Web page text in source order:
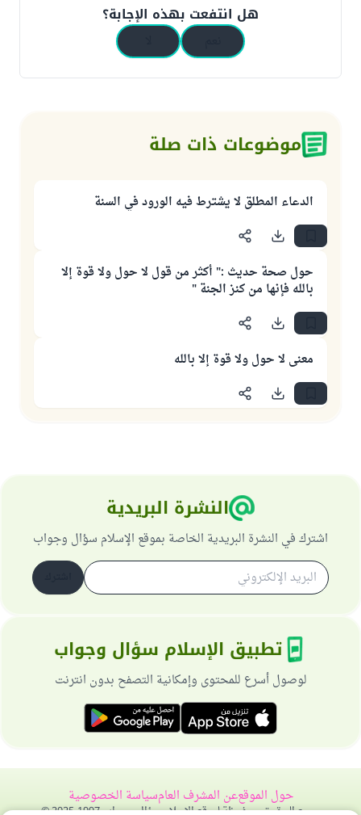
هل انتفعت بهذه الإجابة؟
موضوعات ذات صلة
الدعاء المطلق لا يشترط فيه الورود في السنة
حول صحة حديث :" أكثر من قول لا حول ولا قوة إلا
بالله فإنها من كنز الجنة "
معنى لا حول ولا قوة إلا بالله
النشرة البريدية
اشترك في النشرة البريدية الخاصة بموقع الإسلام سؤال وجواب
تطبيق الإسلام سؤال وجواب
لوصول أسرع للمحتوى وإمكانية التصفح بدون انترنت
حول الموقععن المشرف العامسياسة الخصوصية